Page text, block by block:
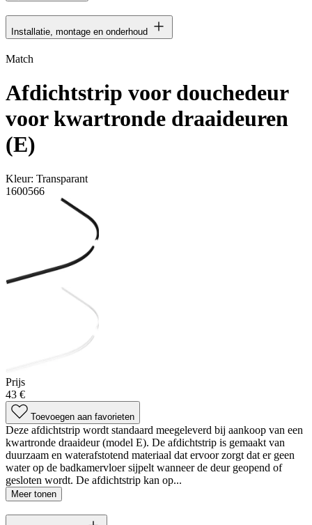
Installatie, montage en onderhoud
Match
Afdichtstrip voor douchedeur
voor kwartronde draaideuren
(E)
Kleur: Transparant
1600566
Prijs
43 €
Toevoegen aan favorieten
Deze afdichtstrip wordt standaard meegeleverd bij aankoop van een
kwartronde draaideur (model E). De afdichtstrip is gemaakt van
duurzaam en waterafstotend materiaal dat ervoor zorgt dat er geen
water op de badkamervloer sijpelt wanneer de deur geopend of
gesloten wordt. De afdichtstrip kan op...
Meer tonen